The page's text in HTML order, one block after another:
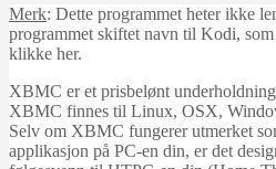
Merk: Dette programmet heter ikke
programmet skiftet navn til Kodi,
klikke her.
XBMC er et prisbelønt
XBMC finnes til Linux, OSX,
Selv om XBMC fungerer utmerket
applikasjon på PC-en din, er det